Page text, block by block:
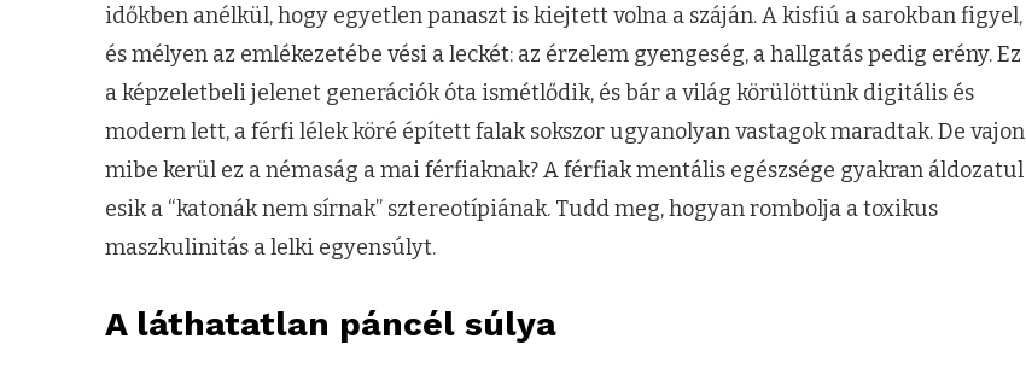
időkben anélkül, hogy egyetlen panaszt is kiejtett volna a száján. A kisfiú a sarokban figyel,
és mélyen az emlékezetébe vési a leckét: az érzelem gyengeség, a hallgatás pedig erény. Ez
a képzeletbeli jelenet generációk óta ismétlődik, és bár a világ körülöttünk digitális és
modern lett, a férfi lélek köré épített falak sokszor ugyanolyan vastagok maradtak. De vajon
mibe kerül ez a némaság a mai férfiaknak? A férfiak mentális egészsége gyakran áldozatul
esik a “katonák nem sírnak” sztereotípiának. Tudd meg, hogyan rombolja a toxikus
maszkulinitás a lelki egyensúlyt.
A láthatatlan páncél súlya